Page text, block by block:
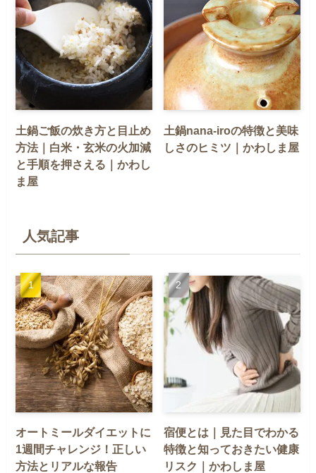
土鍋ご飯の炊き方と目止め
方法｜白米・玄米の火加減
と手順を押さえる｜かわし
ま屋
土鍋nana-iroの特徴と美味
しさのヒミツ｜かわしま屋
人気記事
オートミールダイエットに
1週間チャレンジ！正しい
方法とリアルな報告
宿便とは｜見た目でわかる
特徴と知っておきたい健康
リスク｜かわしま屋